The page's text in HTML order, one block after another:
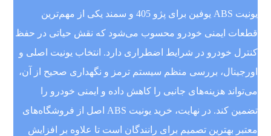
یونیت ABS یوفین برای پژو 405 و سمند یکی از مهم‌ترین
قطعات ایمنی خودرو محسوب می‌شود که نقش حیاتی در حفظ
کنترل خودرو در شرایط اضطراری دارد. انتخاب یونیت اصلی و
اورجینال، بررسی منظم سیستم ترمز و نگهداری صحیح از آن،
می‌تواند هزینه‌های جانبی را کاهش داده و ایمنی خودرو را
تضمین کند. در نهایت، خرید یونیت ABS اصل از فروشگاه‌های
معتبر بهترین تصمیم برای رانندگان است تا علاوه بر افزایش